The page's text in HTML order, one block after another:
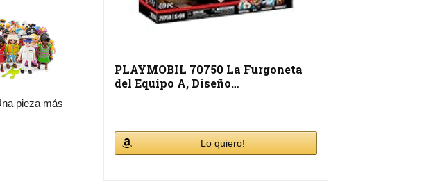
pieza más
PLAYMOBIL 70750 La Furgoneta
del Equipo A, Diseño…
Lo quiero!